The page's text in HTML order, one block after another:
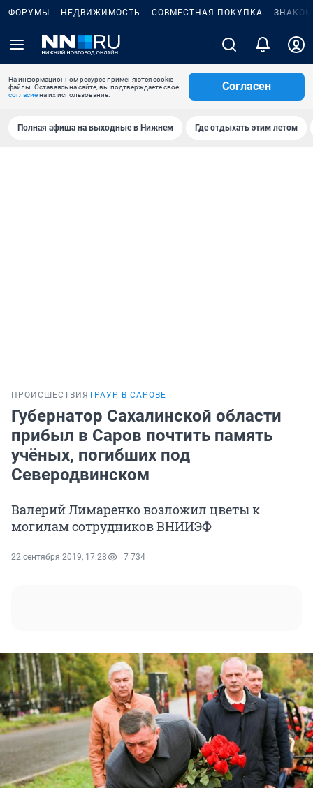
ФОРУМЫ НЕДВИЖИМОСТЬ СОВМЕСТНАЯ ПОКУПКА
На информационном ресурсе применяются cookie-
файлы. Оставаясь на сайте, вы подтверждаете свое
согласиена их использование.
Согласен
Полная афиша на выходные в Нижнем Где отдыхать этим летом
ПРОИСШЕСТВИЯ ТРАУР В САРОВЕ
Губернатор Сахалинской области
прибыл в Саров почтить память
учёных, погибших под
Северодвинском
Валерий Лимаренко возложил цветы к
могилам сотрудников ВНИИЭФ
22 сентября 2019, 17:28 7 734